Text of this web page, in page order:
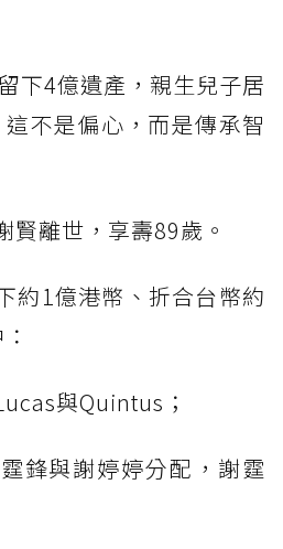
下4億遺產，親生兒子居
不是偏心，而是傳承智
賢離世，享壽89歲。
約1億港幣、折合台幣約
與Quintus；
鋒與謝婷婷分配，謝霆